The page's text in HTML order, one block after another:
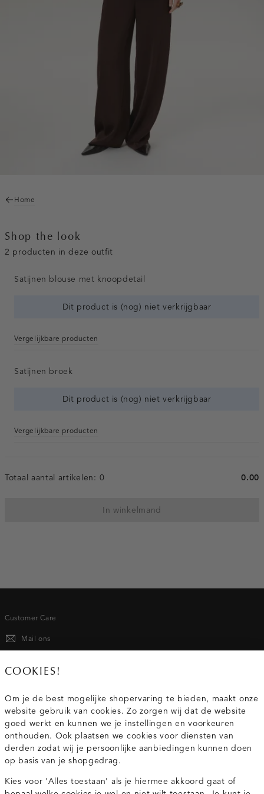
Home
Shop the look
2 producten in deze outfit
Satijnen blouse met knoopdetail
Dit product is (nog) niet verkrijgbaar
Vergelijkbare producten
Satijnen broek
Dit product is (nog) niet verkrijgbaar
Vergelijkbare producten
Totaal aantal artikelen: 0 0.00
In winkelmand
Customer Care
Mail ons
Service
Wij zijn Costes
Topcategorieën voor jou
COOKIES!
Om je de best mogelijke shopervaring te bieden, maakt onze
website gebruik van cookies. Zo zorgen wij dat de website
goed werkt en kunnen we je instellingen en voorkeuren
onthouden. Ook plaatsen we cookies voor diensten van
derden zodat wij je persoonlijke aanbiedingen kunnen doen
op basis van je shopgedrag.
Kies voor 'Alles toestaan' als je hiermee akkoord gaat of